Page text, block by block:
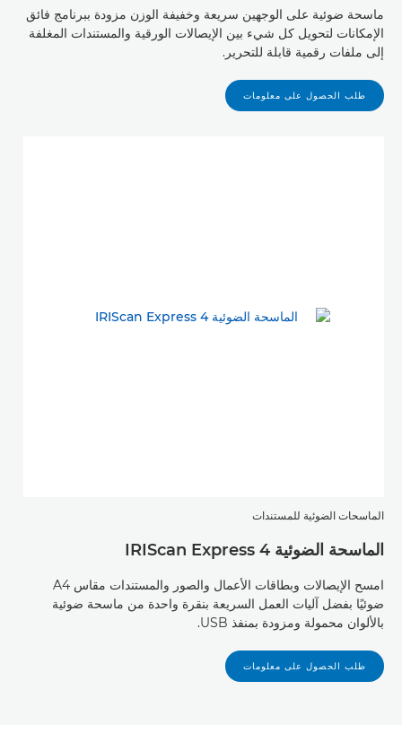
ماسحة ضوئية على الوجهين سريعة وخفيفة الوزن مزودة ببرنامج فائق
الإمكانات لتحويل كل شيء بين الإيصالات الورقية والمستندات المغلفة
إلى ملفات رقمية قابلة للتحرير.
طلب الحصول على معلومات
الماسحات الضوئية للمستندات
الماسحة الضوئية IRIScan Express 4
امسح الإيصالات وبطاقات الأعمال والصور والمستندات مقاس A4
ضوئيًا بفضل آليات العمل السريعة بنقرة واحدة من ماسحة ضوئية
بالألوان محمولة ومزودة بمنفذ USB.
طلب الحصول على معلومات